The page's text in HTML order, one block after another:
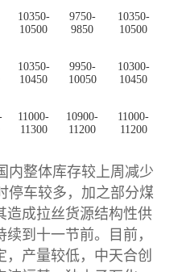
10350-
10500
9750-
9850
10350-
10500
10350-
10450
9950-
10050
10300-
10450
11000-
11300
10900-
11200
11000-
11200
整体库存较上周减少
停车较多，加之部分煤
造成拉丝货源结构性供
到十一节前。目前，
，产量较低，中天合创